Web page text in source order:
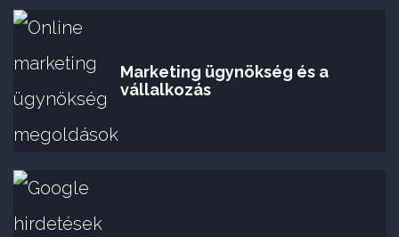
Marketing ügynökség és a
vállalkozás